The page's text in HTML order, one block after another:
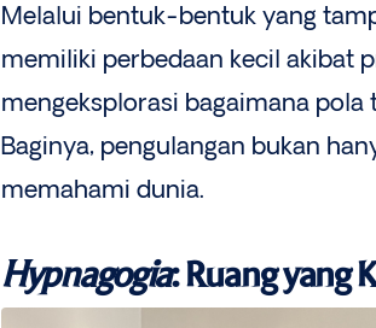
Melalui bentuk-bentuk yang
memiliki perbedaan kecil akibat
mengeksplorasi bagaimana
Baginya, pengulangan bukan
memahami dunia.
Hypnagogia: Ruang yang